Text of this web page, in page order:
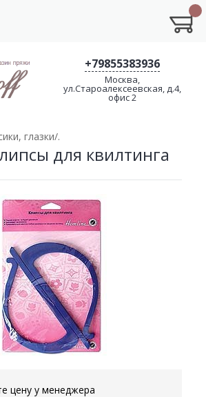
+79855383936
Москва,
ул.Староалексеевская, д.4,
офис 2
глазки/.
для квилтинга
цену у менеджера